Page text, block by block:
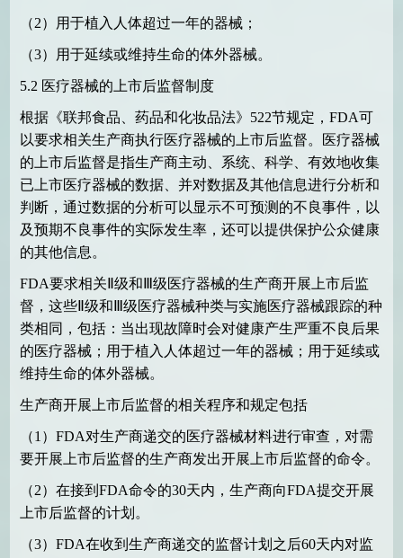
（2）用于植入人体超过一年的器械；
（3）用于延续或维持生命的体外器械。
5.2 医疗器械的上市后监督制度
根据《联邦食品、药品和化妆品法》 522节规定， FDA可
以要求相关生产商执行医疗器械的上市后监督。医疗器械
的上市后监督是指生产商主动、系统、科学、有效地收集
已上市医疗器械的数据、并对数据及其他信息进行分析和
判断，通过数据的分析可以显示不可预测的不良事件，以
及预期不良事件的实际发生率，还可以提供保护公众健康
的其他信息。
FDA要求相关Ⅱ级和Ⅲ级医疗器械的生产商开展上市后监
督，这些Ⅱ级和Ⅲ级医疗器械种类与实施医疗器械跟踪的种
类相同，包括：当出现故障时会对健康产生严重不良后果
的医疗器械；用于植入人体超过一年的器械；用于延续或
维持生命的体外器械。
生产商开展上市后监督的相关程序和规定包括
（1 ） FDA对生产商递交的医疗器械材料进行审查，对需
要开展上市后监督的生产商发出开展上市后监督的命令。
（2）在接到 FDA命令的30天内，生产商向FDA提交开展
上市后监督的计划。
（3） FDA在收到生产商递交的监督计划之后60天内对监